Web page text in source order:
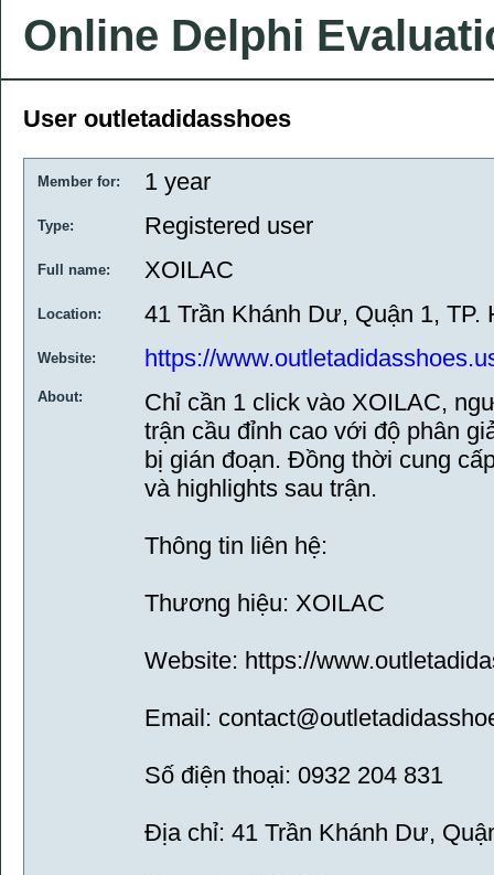
Online Delphi
User outletadidasshoes
Member for: 1 year
Type: Registered user
Full name: XOILAC
Location: 41 Trần Khánh Dư, Quận 1, TP.
Website: https://
About:
Chỉ cần 1 click vào XOILAC,
trận cầu đỉnh cao với độ phân
bị gián đoạn. Đồng thời cung
và highlights sau trận.
Thông tin liên hệ:
Thương hiệu: XOILAC
Website: https://
Email:
Số điện thoại: 0932 204 831
Địa chỉ: 41 Trần Khánh Dư,